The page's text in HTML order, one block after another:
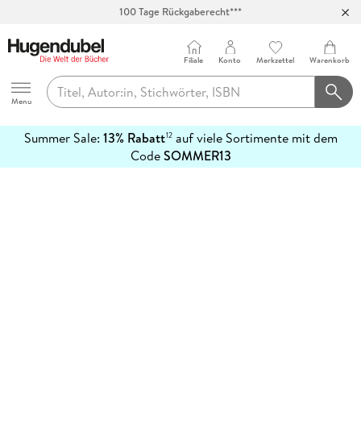
100 Tage Rückgaberecht***
Hugendubel
Menu
Filiale Konto Merkzettel Warenkorb
Summer Sale: 13% Rabatt12auf viele Sortimente mit dem
CodeSOMMER13
erfahren